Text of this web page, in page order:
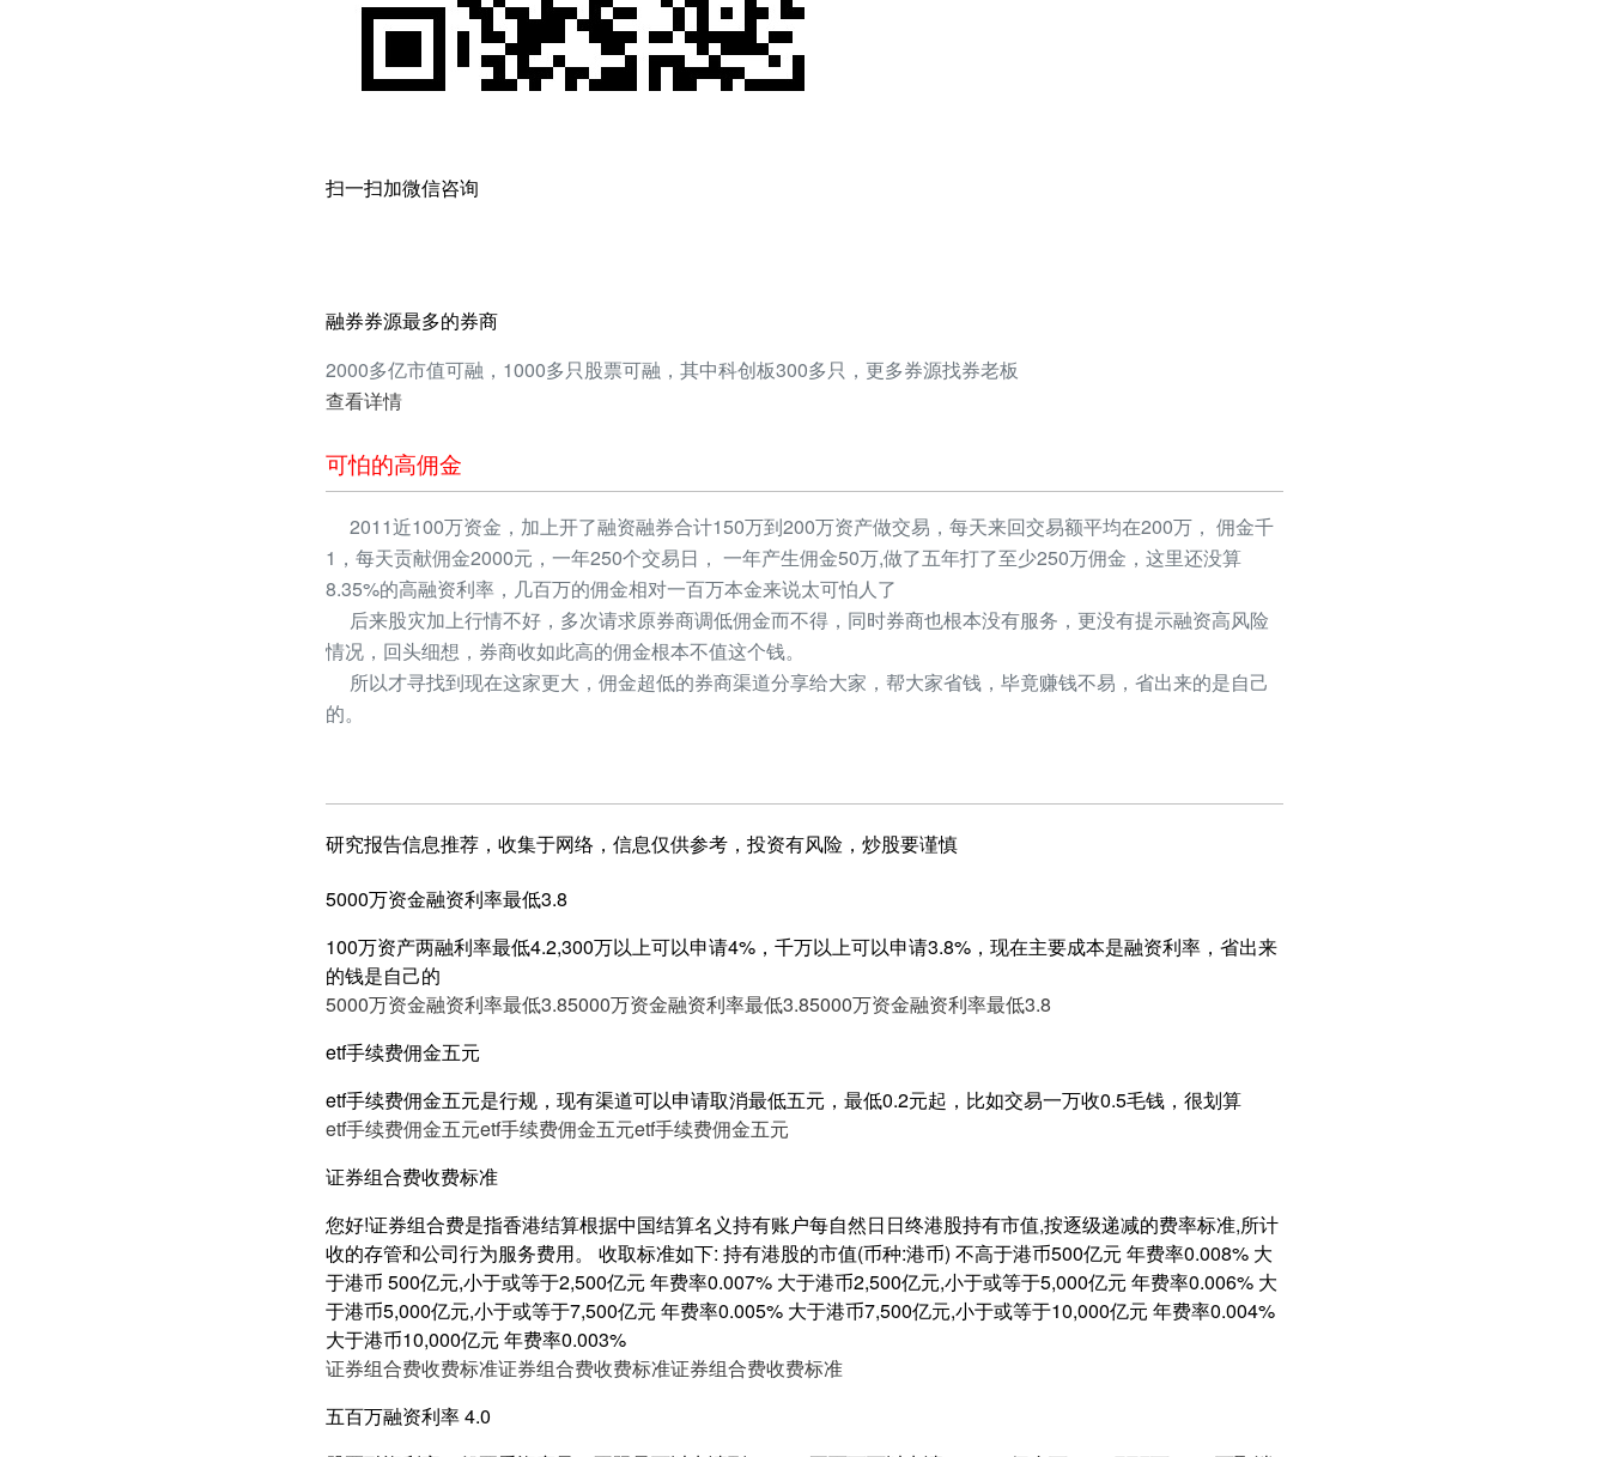
扫一扫加微信咨询
融券券源最多的券商
2000多亿市值可融，1000多只股票可融，其中科创板300多只，更多券源找券老板
查看详情
可怕的高佣金
2011近100万资金，加上开了融资融券合计150万到200万资产做交易，每天来回交易额平均在200万， 佣金千
1，每天贡献佣金2000元，一年250个交易日， 一年产生佣金50万,做了五年打了至少250万佣金，这里还没算
8.35%的高融资利率，几百万的佣金相对一百万本金来说太可怕人了
后来股灾加上行情不好，多次请求原券商调低佣金而不得，同时券商也根本没有服务，更没有提示融资高风险
情况，回头细想，券商收如此高的佣金根本不值这个钱。
所以才寻找到现在这家更大，佣金超低的券商渠道分享给大家，帮大家省钱，毕竟赚钱不易，省出来的是自己
的。
研究报告信息推荐，收集于网络，信息仅供参考，投资有风险，炒股要谨慎
5000万资金融资利率最低3.8
100万资产两融利率最低4.2,300万以上可以申请4%，千万以上可以申请3.8%，现在主要成本是融资利率，省出来
的钱是自己的
5000万资金融资利率最低3.85000万资金融资利率最低3.85000万资金融资利率最低3.8
etf手续费佣金五元
etf手续费佣金五元是行规，现有渠道可以申请取消最低五元，最低0.2元起，比如交易一万收0.5毛钱，很划算
etf手续费佣金五元etf手续费佣金五元etf手续费佣金五元
证券组合费收费标准
您好!证券组合费是指香港结算根据中国结算名义持有账户每自然日日终港股持有市值,按逐级递减的费率标准,所计
收的存管和公司行为服务费用。 收取标准如下: 持有港股的市值(币种:港币) 不高于港币500亿元 年费率0.008% 大
于港币 500亿元,小于或等于2,500亿元 年费率0.007% 大于港币2,500亿元,小于或等于5,000亿元 年费率0.006% 大
于港币5,000亿元,小于或等于7,500亿元 年费率0.005% 大于港币7,500亿元,小于或等于10,000亿元 年费率0.004%
大于港币10,000亿元 年费率0.003%
证券组合费收费标准证券组合费收费标准证券组合费收费标准
五百万融资利率 4.0